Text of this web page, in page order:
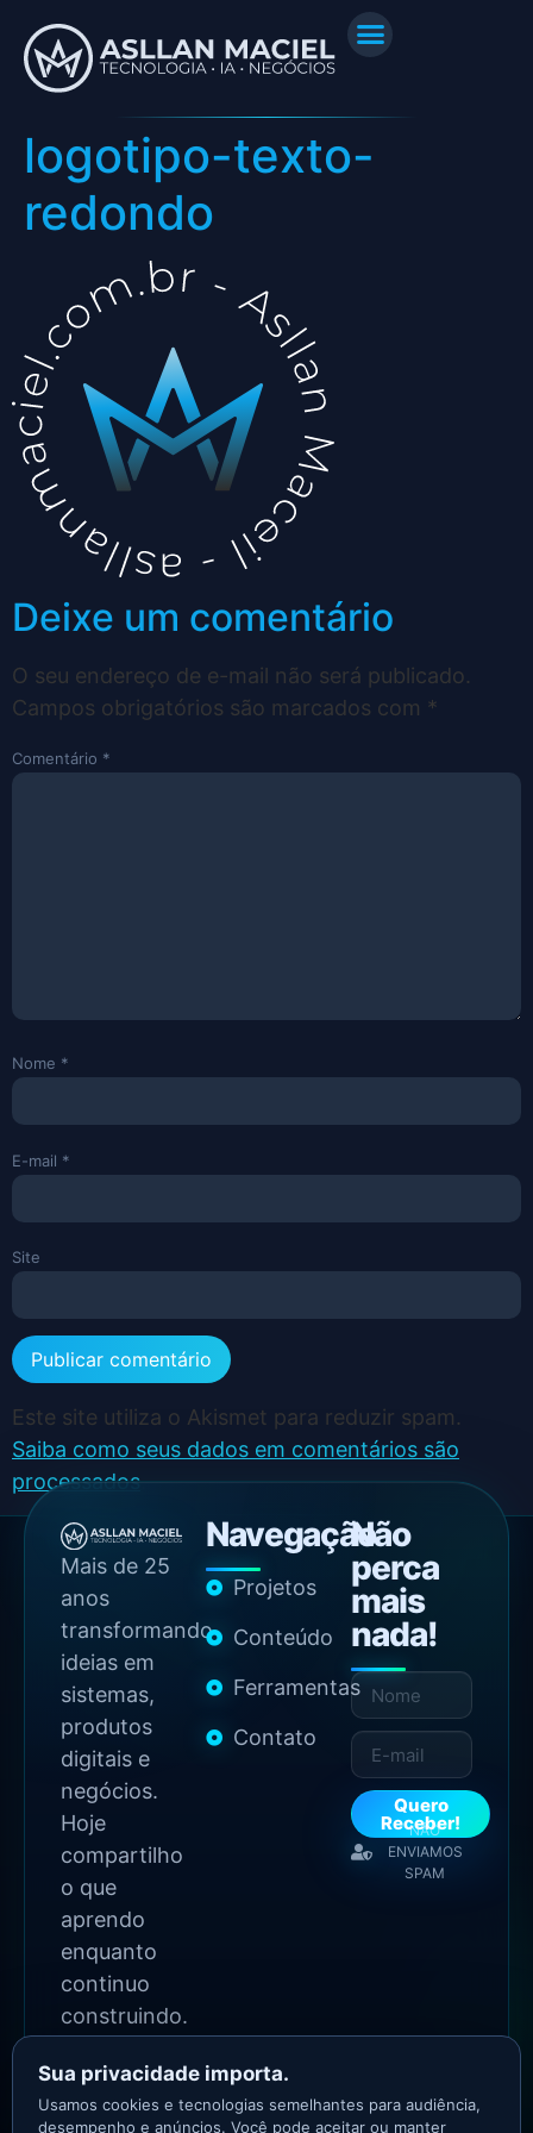
logotipo-texto-
redondo
Deixe um comentário
O seu endereço de e-mail não será publicado.
Campos obrigatórios são marcados com *
Comentário *
Nome *
E-mail *
Site
Este site utiliza o Akismet para reduzir spam.
Saiba como seus dados em comentários são
processados.
Mais de 25
anos
transformando
ideias em
sistemas,
produtos
digitais e
negócios.
Hoje
compartilho
o que
aprendo
enquanto
continuo
construindo.
Navegação
Projetos
Conteúdo
Ferramentas
Contato
Não
perca
mais
nada!
Quero
Receber!
NÃO
ENVIAMOS
SPAM
2026 Copyright - Todos
os direitos reservados
Sua privacidade importa.
Usamos cookies e tecnologias semelhantes para audiência,
desempenho e anúncios. Você pode aceitar ou manter